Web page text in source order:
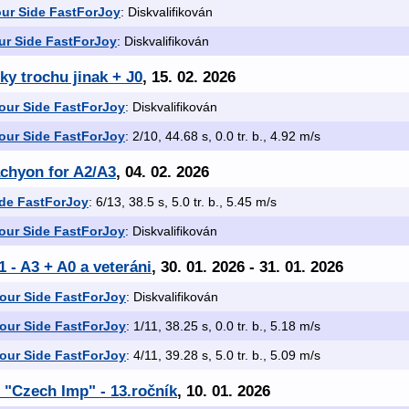
Side FastForJoy: Diskvalifikován
Side FastForJoy: Diskvalifikován
trochu jinak + J0, 15. 02. 2026
Side FastForJoy: Diskvalifikován
Side FastForJoy: 2/10, 44.68 s, 0.0 tr. b., 4.92 m/s
for A2/A3, 04. 02. 2026
FastForJoy: 6/13, 38.5 s, 5.0 tr. b., 5.45 m/s
Side FastForJoy: Diskvalifikován
- A3 + A0 a veteráni, 30. 01. 2026 - 31. 01. 2026
Side FastForJoy: Diskvalifikován
Side FastForJoy: 1/11, 38.25 s, 0.0 tr. b., 5.18 m/s
Side FastForJoy: 4/11, 39.28 s, 5.0 tr. b., 5.09 m/s
Imp" - 13.ročník, 10. 01. 2026